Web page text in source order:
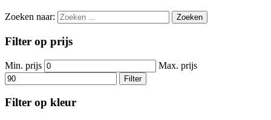
Zoeken naar:
Filter op prijs
Min. prijs Max. prijs
Filter
Filter op kleur